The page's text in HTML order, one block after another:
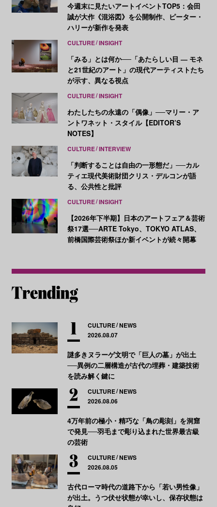
今週末に見たいアートイベントTOP5：会田
誠が大作《混浴図》を公開制作、ピーター・
ハリーが新作を発表
CULTURE INSIGHT
「みる」とは何か──「あたらしい目 ― モネ
と21世紀のアート」の現代アーティストたち
が示す、異なる視点
CULTURE INSIGHT
わたしたちの永遠の「偶像」──マリー・ア
ントワネット・スタイル【EDITOR’S
NOTES】
CULTURE INTERVIEW
「判断することは自由の一形態だ」──カル
ティエ現代美術財団クリス・デルコンが語
る、公共性と批評
CULTURE INSIGHT
【2026年下半期】日本のアートフェア＆芸術
祭17選──ARTE Tokyo、TOKYO ATLAS、
前橋国際芸術祭ほか新イベントが続々開幕
CULTURE NEWS
2026.08.07
謎多きヌラーゲ文明で「巨人の墓」が出土
──異例の二層構造が古代の埋葬・建築技術
を読み解く鍵に
CULTURE NEWS
2026.08.06
4万年前の極小・精巧な「鳥の彫刻」を洞窟
で発見──羽毛まで彫り込まれた世界最古級
の芸術
CULTURE NEWS
2026.08.05
古代ローマ時代の道路下から「若い男性像」
が出土。うつ伏せ状態が幸いし、保存状態は